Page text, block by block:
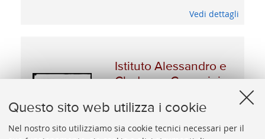
Questo sito web utilizza i cookie
Nel nostro sito utilizziamo sia cookie tecnici necessari per il
Vedi dettagli
Istituto Alessandro e
Clodoveo Cassarini e
domo miserorum:
Bologna